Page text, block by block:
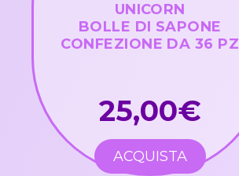
UNICORN
BOLLE DI SAPONE
CONFEZIONE DA 36 PZ
25,00€
ACQUISTA